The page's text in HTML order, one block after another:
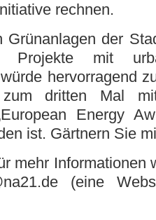
rechnen.
Grünanlagen der
Projekte mit
hervorragend
dritten Mal
Energy
ist. Gärtnern Sie
mehr Informationen
(eine